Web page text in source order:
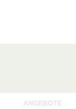
ANGEBOTE